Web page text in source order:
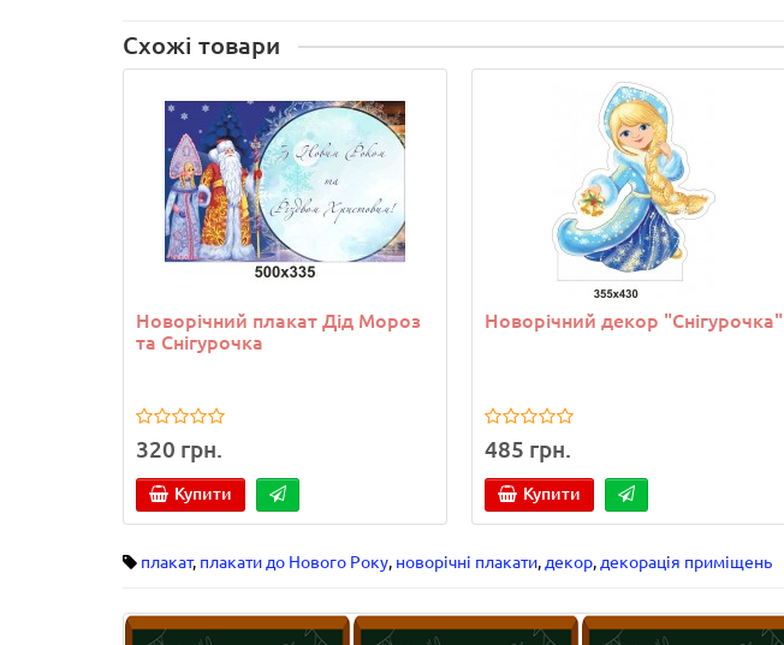
Схожі товари
Новорічний плакат Дід Мороз
та Снігурочка
320 грн.
Купити
Новорічний декор "Снігурочка"
485 грн.
Купити
плакат, плакати до Нового Року, новорічні плакати, декор, декорація приміщень